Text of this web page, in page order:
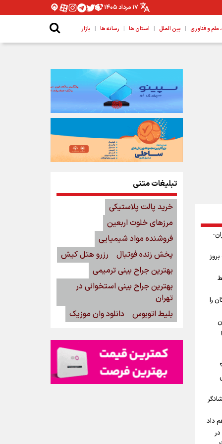
۱۷ مرداد ۱۴۰۵
و فناوری | بین الملل | استان ها | رسانه ها | بازار
را
داد
تبلیغات متنی
خرید پالت پلاستیکی
مرزهای خلوت اربعین
فروشنده مواد شیمیایی
پخش زنده فوتبال
رزرو هتل کیش
بهترین جراح بینی ترمیمی
بهترین جراح بینی استخوانی در
تهران
بلیط اتوبوس
دانلود وان موزیک